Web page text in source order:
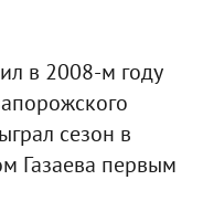
в 2008-м году
сезон в
Газаева первым